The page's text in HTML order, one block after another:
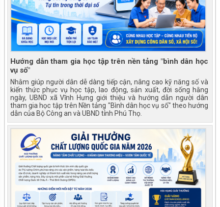
Hướng dẫn tham gia học tập trên nền tảng "bình dân học
vụ số"
Nhằm giúp người dân dễ dàng tiếp cận, nâng cao kỹ năng số và
kiến thức phục vụ học tập, lao động, sản xuất, đời sống hằng
ngày, UBND xã Vĩnh Hưng giới thiệu và hướng dẫn người dân
tham gia học tập trên Nền tảng "Bình dân học vụ số" theo hướng
dẫn của Bộ Công an và UBND tỉnh Phú Thọ.